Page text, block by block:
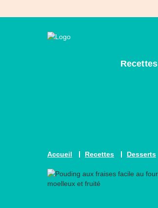
Recettes
Accueil Recettes Desserts